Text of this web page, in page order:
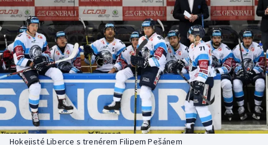
DALŠÍ SPORTY
Americký fotbal
Atletika
Baseball a softbal
Basketbal
NEPŘEHLÉDNĚTE
Soutěže
Historické návraty
Aplikace ČT sport
Hokejisté Liberce s trenérem Filipem Pešánem